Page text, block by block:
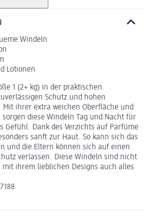
Windeln
Lotionen
1 (2+ kg) in der praktischen
Schutz und hohen
Mit ihrer extra weichen Oberfläche und
diese Windeln Tag und Nacht für
Gefühl. Dank des Verzichts auf Parfüme
sanft zur Haut. So kann sich das
und die Eltern können sich auf einen
verlassen. Diese Windeln sind nicht
ihrem lieblichen Designs auch alles